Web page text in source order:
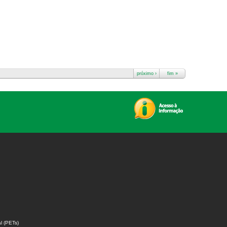
próximo › fim »
(PETs)